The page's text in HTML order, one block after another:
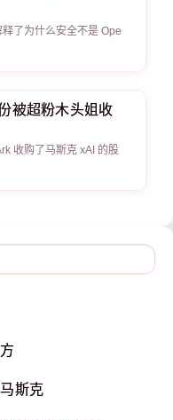
了为什么安全不是 Ope
被超粉木头姐收
收购了马斯克 xAI 的股
斯克